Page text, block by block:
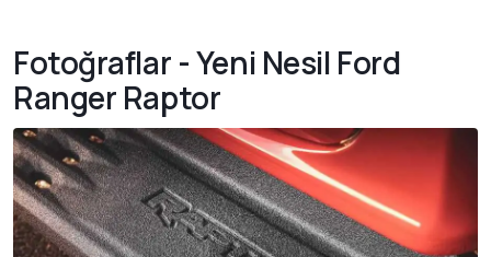
Fotoğraflar - Yeni Nesil Ford
Ranger Raptor